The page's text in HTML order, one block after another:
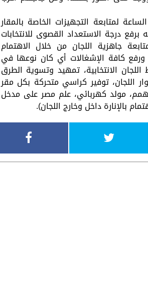
لمتابعة التجهيزات الخاصة بالمقار
درجة الاستعداد القصوى للانتخابات
جاهزية اللجان من خلال الاهتمام
ورفع كافة الإشغالات أي كان نوعها في
الانتخابية، تمهيد وتسوية الطرق
اللجان، توفير كراسي متحركة بكل مقر
مولد كهربائي، علم مصر على مدخل
بالإنارة داخل وخارج اللجان).